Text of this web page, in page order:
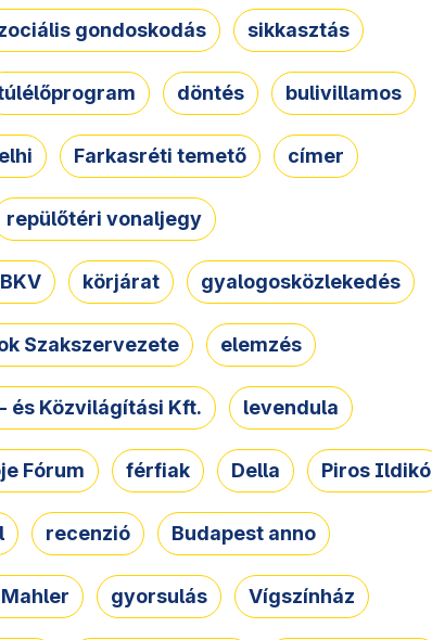
gondoskodás sikkasztás
döntés bulivillamos
Farkasréti temető címer
repülőtéri vonaljegy
körjárat gyalogosközlekedés
Szakszervezete elemzés
és Közvilágítási Kft. levendula
Fórum férfiak Della Piros Ildikó
recenzió Budapest anno
gyorsulás Vígszínház